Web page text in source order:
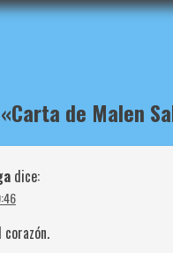
Carta de Malen
dice: